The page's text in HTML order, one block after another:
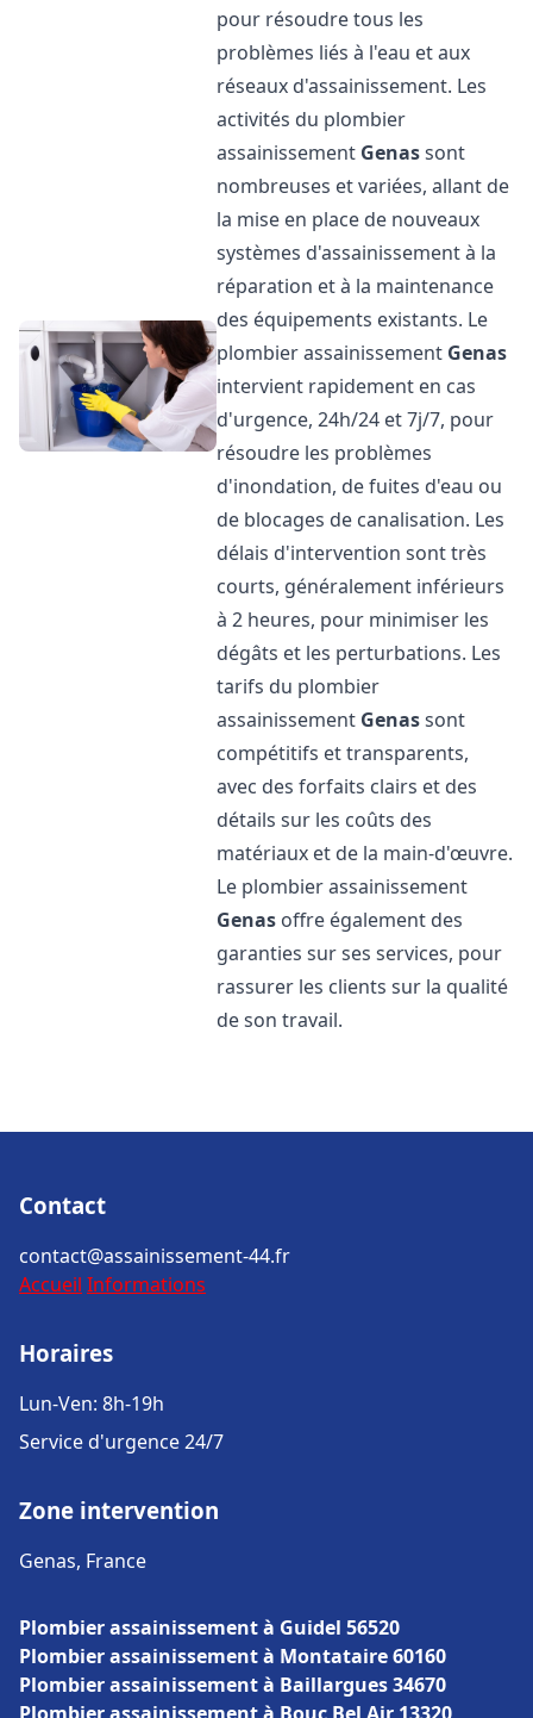
pour résoudre tous les
problèmes liés à l'eau et aux
réseaux d'assainissement. Les
activités du plombier
assainissement Genassont
nombreuses et variées, allant de
la mise en place de nouveaux
systèmes d'assainissement à la
réparation et à la maintenance
des équipements existants. Le
plombier assainissement Genas
intervient rapidement en cas
d'urgence, 24h/24 et 7j/7, pour
résoudre les problèmes
d'inondation, de fuites d'eau ou
de blocages de canalisation. Les
délais d'intervention sont très
courts, généralement inférieurs
à 2 heures, pour minimiser les
dégâts et les perturbations. Les
tarifs du plombier
assainissement Genassont
compétitifs et transparents,
avec des forfaits clairs et des
détails sur les coûts des
matériaux et de la main-d'œuvre.
Le plombier assainissement
Genas offre également des
garanties sur ses services, pour
rassurer les clients sur la qualité
de son travail.
Contact
contact@assainissement-44.fr
Accueil Informations
Horaires
Lun-Ven: 8h-19h
Service d'urgence 24/7
Zone intervention
Genas, France
Plombier assainissement à Guidel 56520
Plombier assainissement à Montataire 60160
Plombier assainissement à Baillargues 34670